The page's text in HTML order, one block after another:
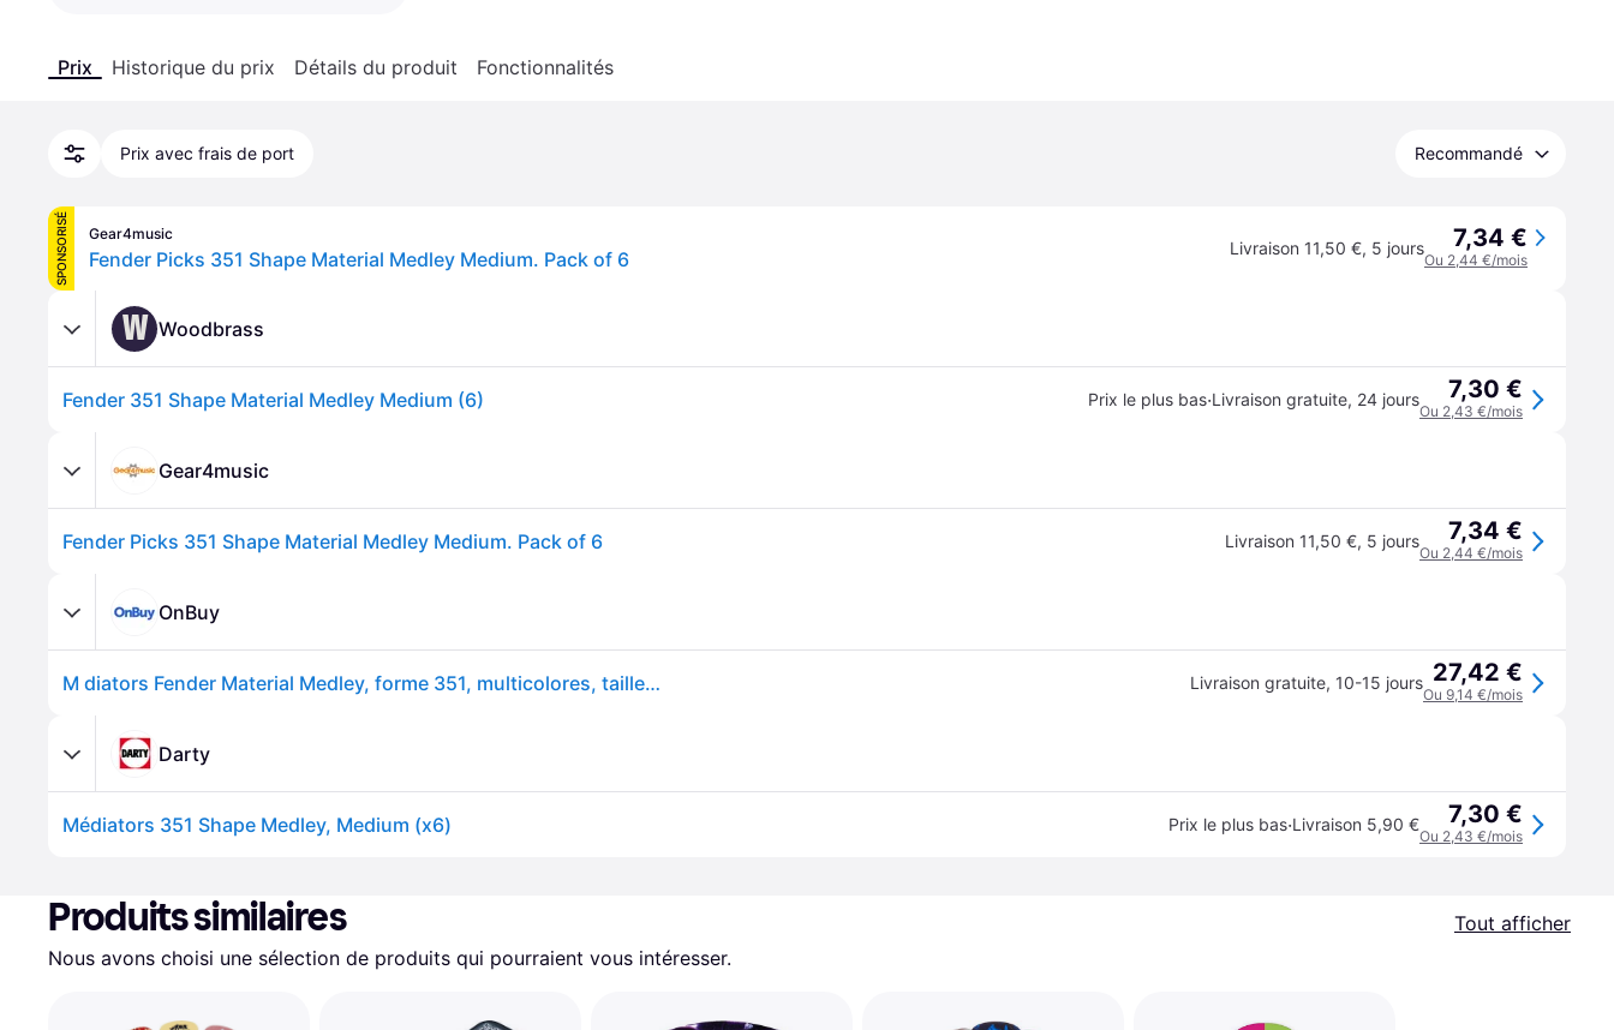
Prix Historique du prix Détails du produit Fonctionnalités
Prix avec frais de port Recommandé
SPONSORISÉ Gear4music
Fender Picks 351 Shape Material Medley Medium. Pack of 6 Livraison 11,50 €, 5 jours 7,34 €
Ou 2,44 €/mois
W Woodbrass
Fender 351 Shape Material Medley Medium (6) Prix le plus bas·Livraison gratuite, 24 jours 7,30 €
Ou 2,43 €/mois
Gear4music
Fender Picks 351 Shape Material Medley Medium. Pack of 6 Livraison 11,50 €, 5 jours 7,34 €
Ou 2,44 €/mois
OnBuy
M diators Fender Material Medley, forme 351, multicolores, taille moyenne, lot de 6 Livraison gratuite, 10-15 jours 27,42 €
Ou 9,14 €/mois
Darty
Médiators 351 Shape Medley, Medium (x6) Prix le plus bas·Livraison 5,90 € 7,30 €
Ou 2,43 €/mois
Produits similaires
Tout afficher
Nous avons choisi une sélection de produits qui pourraient vous intéresser.